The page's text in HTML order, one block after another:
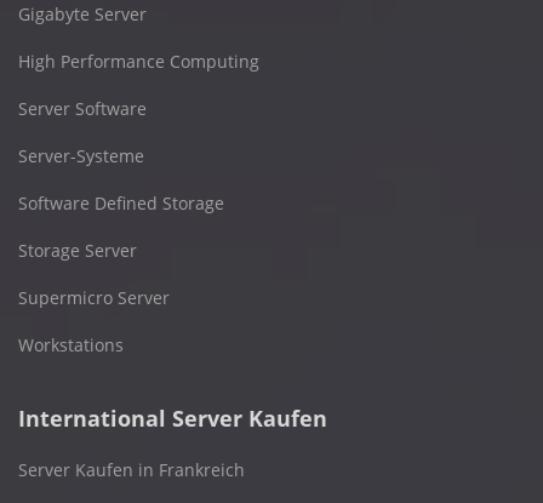
Gigabyte Server
High Performance Computing
Server Software
Server-Systeme
Software Defined Storage
Storage Server
Supermicro Server
Workstations
International Server Kaufen
Server Kaufen in Frankreich